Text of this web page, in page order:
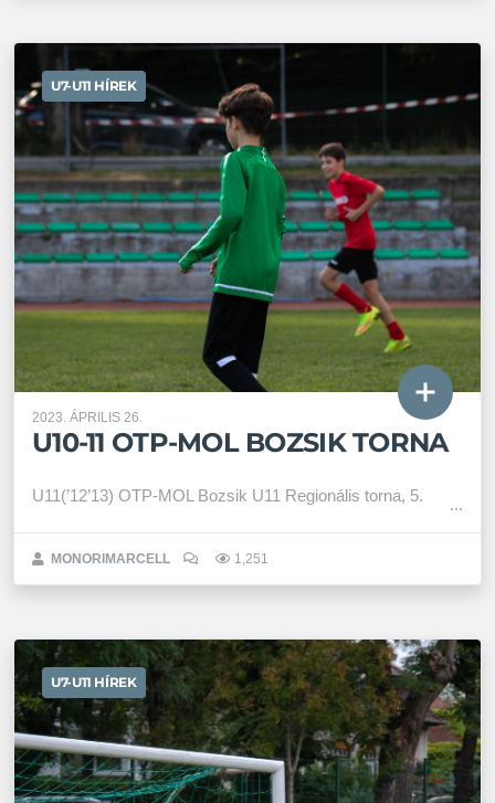
U7-U11 HÍREK
2023. ÁPRILIS 26.
U10-11 OTP-MOL BOZSIK TORNA
U11(’12’13) OTP-MOL Bozsik U11 Regionális torna, 5.
MONORIMARCELL 1,251
U7-U11 HÍREK